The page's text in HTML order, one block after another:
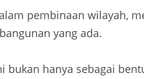
pembinaan wilayah,
yang ada.
bukan hanya sebagai